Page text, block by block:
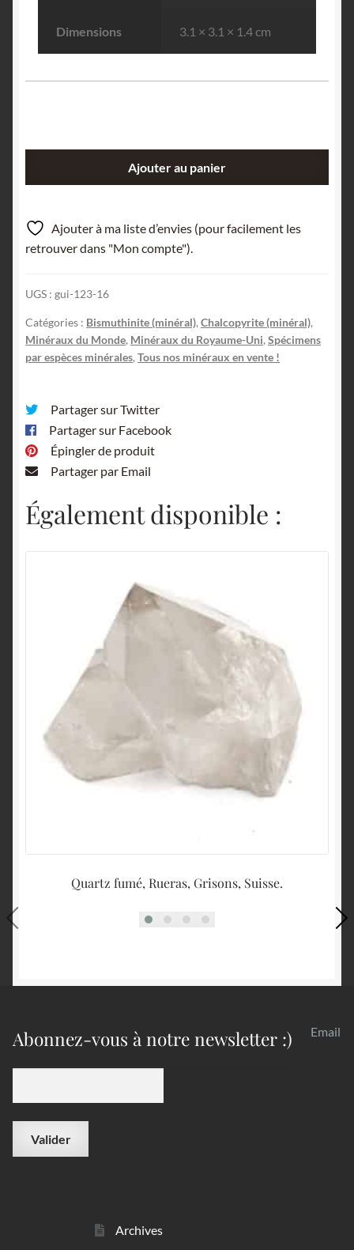
Dimensions 3.1 × 3.1 × 1.4 cm
Chalcopyrite,
Fowey
Consols
Cornouailles,
Royaume-
Uni.
Ajouter au panier
Ajouter à ma liste d’envies (pour facilement les
retrouver dans "Mon compte").
UGS : gui-123-16
Catégories : Bismuthinite (minéral), Chalcopyrite (minéral),
Minéraux du Monde, Minéraux du Royaume-Uni, Spécimens
par espèces minérales, Tous nos minéraux en vente !
Partager sur Twitter
Partager sur Facebook
Épingler de produit
Partager par Email
Également disponible :
Quartz fumé, Rueras, Grisons, Suisse.
Abonnez-vous à notre newsletter :) Email
Archives